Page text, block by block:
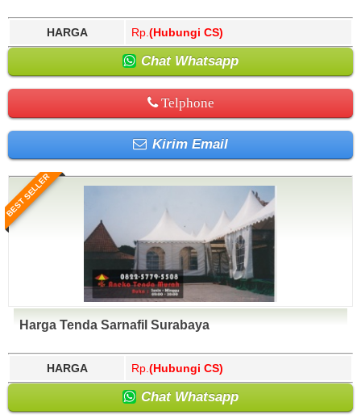
HARGA Rp. (Hubungi CS)
Chat Whatsapp
Telphone
Kirim Email
BEST SELLER
Harga Tenda Sarnafil Surabaya
HARGA Rp. (Hubungi CS)
Chat Whatsapp